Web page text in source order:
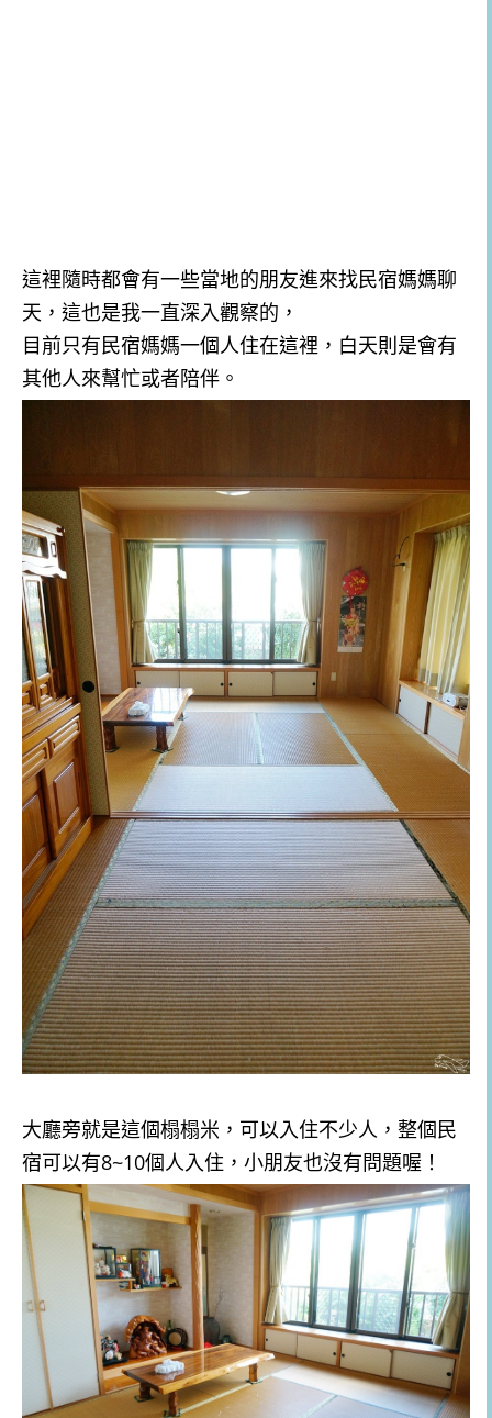
這裡隨時都會有一些當地的朋友進來找民宿媽媽聊
天，這也是我一直深入觀察的，
目前只有民宿媽媽一個人住在這裡，白天則是會有
其他人來幫忙或者陪伴。
大廳旁就是這個榻榻米，可以入住不少人，整個民
宿可以有8~10個人入住，小朋友也沒有問題喔！